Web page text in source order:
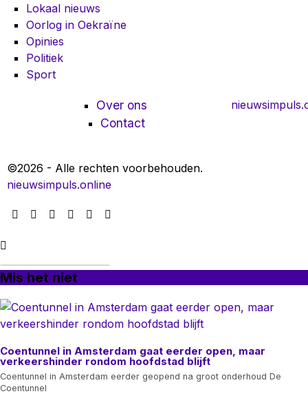
Lokaal nieuws
Oorlog in Oekraïne
Opinies
Politiek
Sport
Over ons
Contact
©2026 - Alle rechten voorbehouden.
nieuwsimpuls.online
Mis het niet
Coentunnel in Amsterdam gaat eerder open, maar
verkeershinder rondom hoofdstad blijft
Coentunnel in Amsterdam eerder geopend na groot onderhoud De
Coentunnel